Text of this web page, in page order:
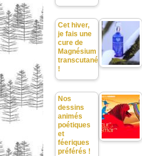
Cet hiver,
je fais une
cure de
Magnésium
transcutané
!
Nos
dessins
animés
poétiques
et
féeriques
préférés !